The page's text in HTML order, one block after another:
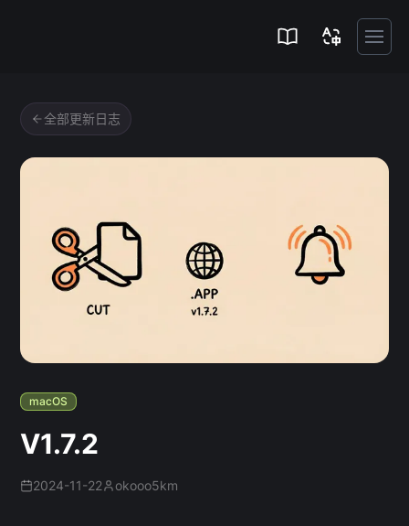
全部更新日志
macOS
V1.7.2
2024-11-22 okooo5km